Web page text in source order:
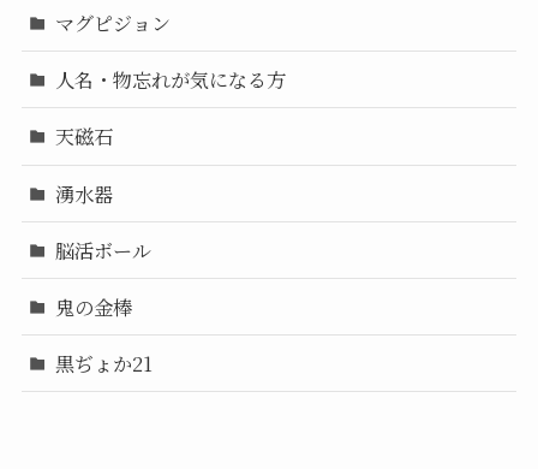
マグピジョン
人名・物忘れが気になる方
天磁石
湧水器
脳活ボール
鬼の金棒
黒ぢょか21